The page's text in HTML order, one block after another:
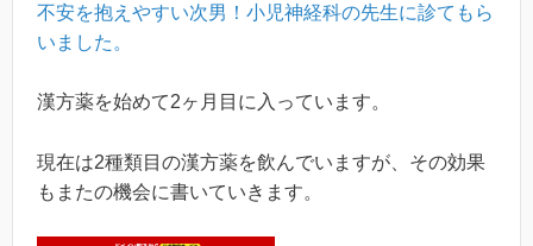
不安を抱えやすい次男！小児神経科の先生に診てもら
いました。
漢方薬を始めて2ヶ月目に入っています。
現在は2種類目の漢方薬を飲んでいますが、その効果
もまたの機会に書いていきます。